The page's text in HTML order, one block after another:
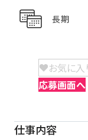
長期
お気に入
応募画面へ
仕事内容